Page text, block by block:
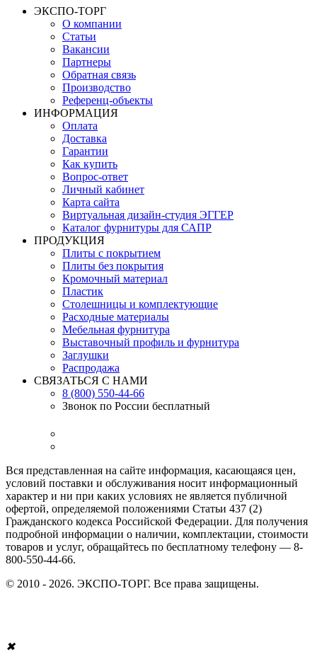
ЭКСПО-ТОРГ
О компании
Статьи
Вакансии
Партнеры
Обратная связь
Производство
Референц-объекты
ИНФОРМАЦИЯ
Оплата
Доставка
Гарантии
Как купить
Вопрос-ответ
Личный кабинет
Карта сайта
Виртуальная дизайн-студия ЭГГЕР
Каталог фурнитуры для САПР
ПРОДУКЦИЯ
Плиты с покрытием
Плиты без покрытия
Кромочный материал
Пластик
Столешницы и комплектующие
Расходные материалы
Мебельная фурнитура
Выставочный профиль и фурнитура
Заглушки
Распродажа
СВЯЗАТЬСЯ С НАМИ
8 (800) 550-44-66
Звонок по России бесплатный
Вся представленная на сайте информация, касающаяся цен,
условий поставки и обслуживания носит информационный
характер и ни при каких условиях не является публичной
офертой, определяемой положениями Статьи 437 (2)
Гражданского кодекса Российской Федерации. Для получения
подробной информации о наличии, комплектации, стоимости
товаров и услуг, обращайтесь по бесплатному телефону — 8-
800-550-44-66.
© 2010 - 2026. ЭКСПО-ТОРГ. Все права защищены.
✖